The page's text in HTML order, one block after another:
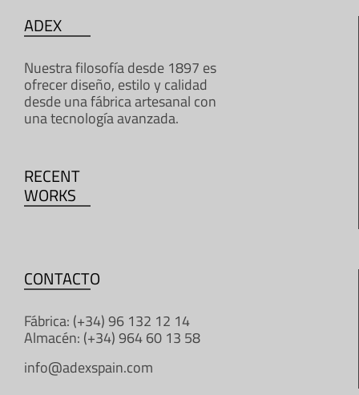
ADEX
Nuestra filosofía desde 1897 es
ofrecer diseño, estilo y calidad
desde una fábrica artesanal con
una tecnología avanzada.
RECENT
WORKS
CONTACTO
Fábrica: (+34) 96 132 12 14
Almacén: (+34) 964 60 13 58
info@adexspain.com